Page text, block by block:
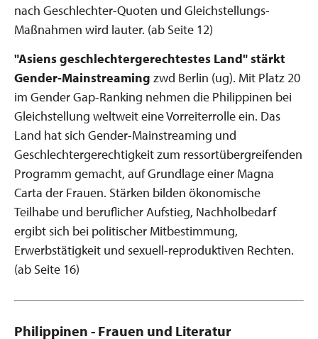
nach Geschlechter-Quoten und Gleichstellungs-
Maßnahmen wird lauter. (ab Seite 12)
"Asiens geschlechtergerechtestes Land" stärkt
Gender-Mainstreaming zwd Berlin (ug). Mit Platz 20
im Gender Gap-Ranking nehmen die Philippinen bei
Gleichstellung weltweit eine Vorreiterrolle ein. Das
Land hat sich Gender-Mainstreaming und
Geschlechtergerechtigkeit zum ressortübergreifenden
Programm gemacht, auf Grundlage einer Magna
Carta der Frauen. Stärken bilden ökonomische
Teilhabe und beruflicher Aufstieg, Nachholbedarf
ergibt sich bei politischer Mitbestimmung,
Erwerbstätigkeit und sexuell-reproduktiven Rechten.
(ab Seite 16)
Philippinen - Frauen und Literatur